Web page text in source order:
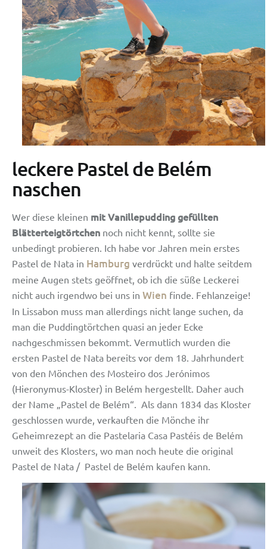
leckere Pastel de Belém
naschen
Wer diese kleinen mit Vanillepudding gefüllten
Blätterteigtörtchen noch nicht kennt, sollte sie
unbedingt probieren. Ich habe vor Jahren mein erstes
Pastel de Nata in Hamburg verdrückt und halte seitdem
meine Augen stets geöffnet, ob ich die süße Leckerei
nicht auch irgendwo bei uns in Wien finde. Fehlanzeige!
In Lissabon muss man allerdings nicht lange suchen, da
man die Puddingtörtchen quasi an jeder Ecke
nachgeschmissen bekommt. Vermutlich wurden die
ersten Pastel de Nata bereits vor dem 18. Jahrhundert
von den Mönchen des Mosteiro dos Jerónimos
(Hieronymus-Kloster) in Belém hergestellt. Daher auch
der Name „Pastel de Belém“. Als dann 1834 das Kloster
geschlossen wurde, verkauften die Mönche ihr
Geheimrezept an die Pastelaria Casa Pastéis de Belém
unweit des Klosters, wo man noch heute die original
Pastel de Nata / Pastel de Belém kaufen kann.